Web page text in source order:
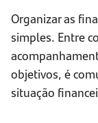
Organizar as
simples. Entre
objetivos, é
situação